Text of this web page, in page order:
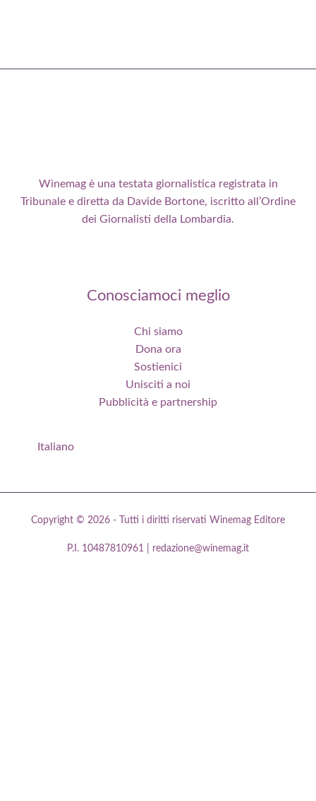
Winemag è una testata giornalistica registrata in
Tribunale e diretta da Davide Bortone, iscritto all’Ordine
dei Giornalisti della Lombardia.
Conosciamoci meglio
Chi siamo
Dona ora
Sostienici
Unisciti a noi
Pubblicità e partnership
Italiano
Copyright © 2026 - Tutti i diritti riservati Winemag Editore
P.I. 10487810961 | redazione@winemag.it